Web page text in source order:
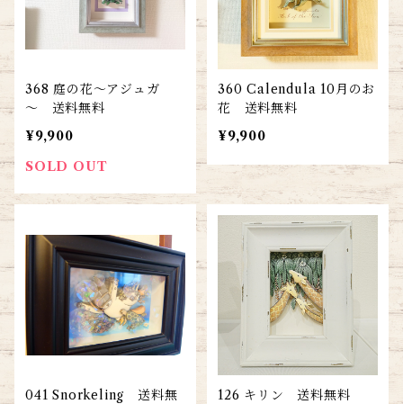
368 庭の花～アジュガ
～ 送料無料
¥9,900
SOLD OUT
360 Calendula 10月のお
花 送料無料
¥9,900
041 Snorkeling 送料無
126 キリン 送料無料